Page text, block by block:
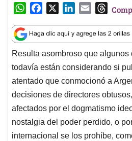
W
a
t
s
A
p
p
c
e
b
o
o
k
n
k
e
d
I
n
a
i
l
T
r
e
a
d
s
Resulta asombroso que
todavía están considerando si
atentado que conmocionó a
decisiones de directores
afectados por el dogmatismo
nostalgia del poder perdido, o
internacional se los prohíbe,